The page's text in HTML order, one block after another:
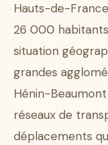
Hauts-de-
26 000
situation
grandes
Hénin-
réseaux de
déplacements